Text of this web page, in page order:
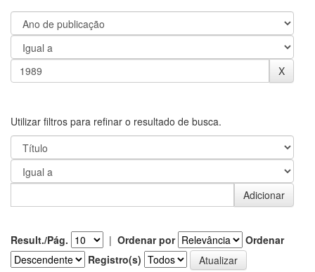
Utilizar filtros para refinar o resultado de busca.
Result./Pág. | Ordenar por
Ordenar
Registro(s)